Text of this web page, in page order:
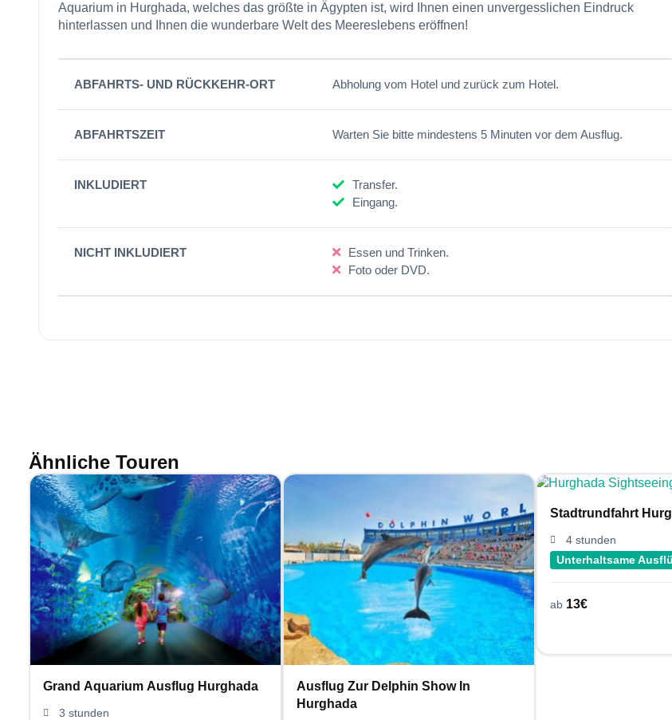
Aquarium in Hurghada, welches das größte in Ägypten ist, wird Ihnen einen unvergesslichen Eindruck
hinterlassen und Ihnen die wunderbare Welt des Meereslebens eröffnen!
ABFAHRTS- UND RÜCKKEHR-ORT Abholung vom Hotel und zurück zum Hotel.
ABFAHRTSZEIT Warten Sie bitte mindestens 5 Minuten vor dem Ausflug.
INKLUDIERT
Transfer.
Eingang.
NICHT INKLUDIERT
Essen und Trinken.
Foto oder DVD.
Ähnliche Touren
Grand Aquarium Ausflug Hurghada
3 stunden
Ausflug Zur Delphin Show In
Hurghada
Stadtrundfahrt
ab 13€
4 stunden
Unterhaltsame